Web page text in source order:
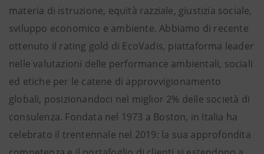
materia di istruzione, equità razziale, giustizia sociale,
sviluppo economico e ambiente. Abbiamo di recente
ottenuto il rating gold di EcoVadis, piattaforma leader
nelle valutazioni delle performance ambientali, sociali
ed etiche per le catene di approvvigionamento
globali, posizionandoci nel miglior 2% delle società di
consulenza. Fondata nel 1973 a Boston, in Italia ha
celebrato il trentennale nel 2019: la sua approfondita